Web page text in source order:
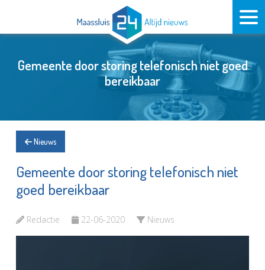
Gemeente door storing telefonisch niet goed
bereikbaar
Nieuws
Gemeente door storing telefonisch niet
goed bereikbaar
Redactie 22-06-2020 Nieuws